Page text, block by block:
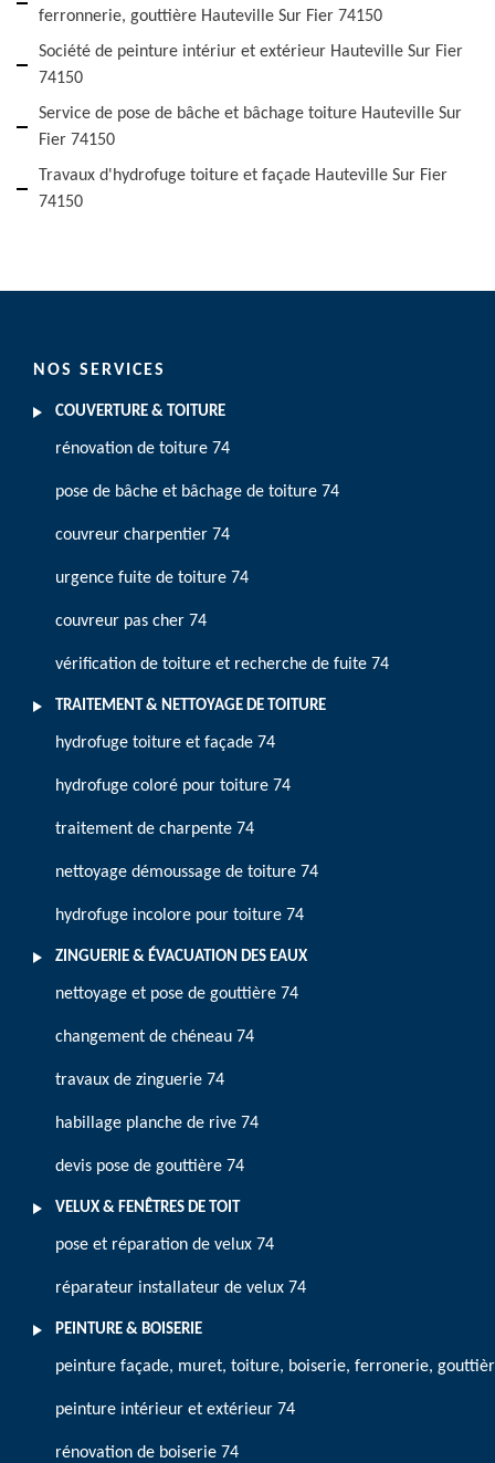
ferronnerie, gouttière Hauteville Sur Fier 74150
Société de peinture intériur et extérieur Hauteville Sur Fier
74150
Service de pose de bâche et bâchage toiture Hauteville Sur
Fier 74150
Travaux d'hydrofuge toiture et façade Hauteville Sur Fier
74150
NOS SERVICES
COUVERTURE & TOITURE
rénovation de toiture 74
pose de bâche et bâchage de toiture 74
couvreur charpentier 74
urgence fuite de toiture 74
couvreur pas cher 74
vérification de toiture et recherche de fuite 74
TRAITEMENT & NETTOYAGE DE TOITURE
hydrofuge toiture et façade 74
hydrofuge coloré pour toiture 74
traitement de charpente 74
nettoyage démoussage de toiture 74
hydrofuge incolore pour toiture 74
ZINGUERIE & ÉVACUATION DES EAUX
nettoyage et pose de gouttière 74
changement de chéneau 74
travaux de zinguerie 74
habillage planche de rive 74
devis pose de gouttière 74
VELUX & FENÊTRES DE TOIT
pose et réparation de velux 74
réparateur installateur de velux 74
PEINTURE & BOISERIE
peinture façade, muret, toiture, boiserie, ferronerie,
peinture intérieur et extérieur 74
rénovation de boiserie 74